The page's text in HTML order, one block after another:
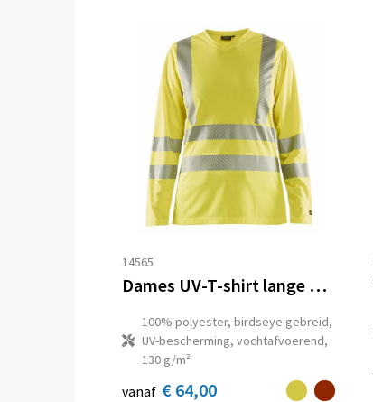
14565
Dames UV-T-shirt lange mouwen High Vis
100% polyester, birdseye gebreid,
UV-bescherming, vochtafvoerend,
130 g/m²
vanaf € 64,00